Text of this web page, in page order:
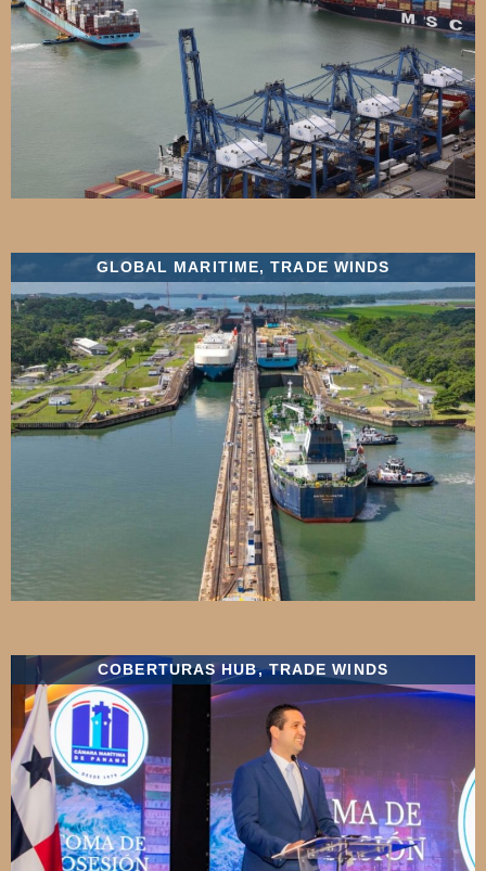
GLOBAL MARITIME,TRADE WINDS
COBERTURAS HUB,TRADE WINDS